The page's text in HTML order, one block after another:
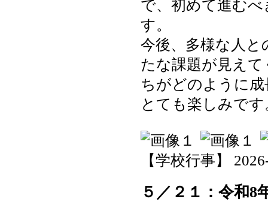
で、初めて進む
す。
今後、多様な人と
たな課題が見え
ちがどのように
とても楽しみです
【学校行事】
５／２１：令和8